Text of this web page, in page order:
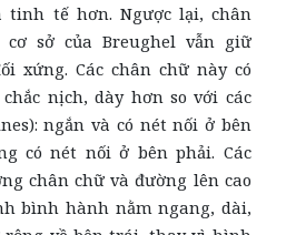
tinh tế hơn. Ngược lại, chân
sở của Breughel vẫn giữ
xứng. Các chân chữ này có
nịch, dày hơn so với các
ngắn và có nét nối ở bên
có nét nối ở bên phải. Các
chân chữ và đường lên cao
bình hành nằm ngang, dài,